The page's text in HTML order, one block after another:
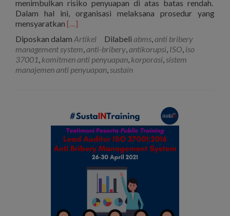
menimbulkan risiko penyuapan di atas batas rendah.
Dalam hal ini, organisasi melaksana prosedur yang
mensyaratkan Selengkapnya
ISO
37001
KE
-10)
dalam
SNI
ISO
37001:2016
Manajemen
Penyuapan
[…]
Diposkan dalam Artikel Dilabeli abms,anti bribery
management system,anti-bribery,antikorupsi, ISO, iso
37001, komitmen anti penyuapan, korporasi,sistem
manajemen anti penyuapan,sustain